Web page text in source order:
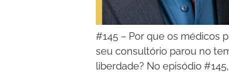
#145 – Por que os médicos
seu consultório parou no
liberdade? No episódio